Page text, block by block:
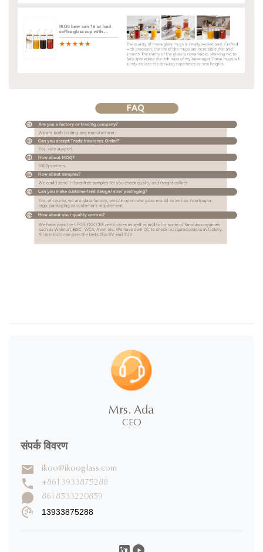
Mrs. Ada
CEO
संपर्क विवरण
ikoo@ikooglass.com
+8613933875288
8618533220859
13933875288